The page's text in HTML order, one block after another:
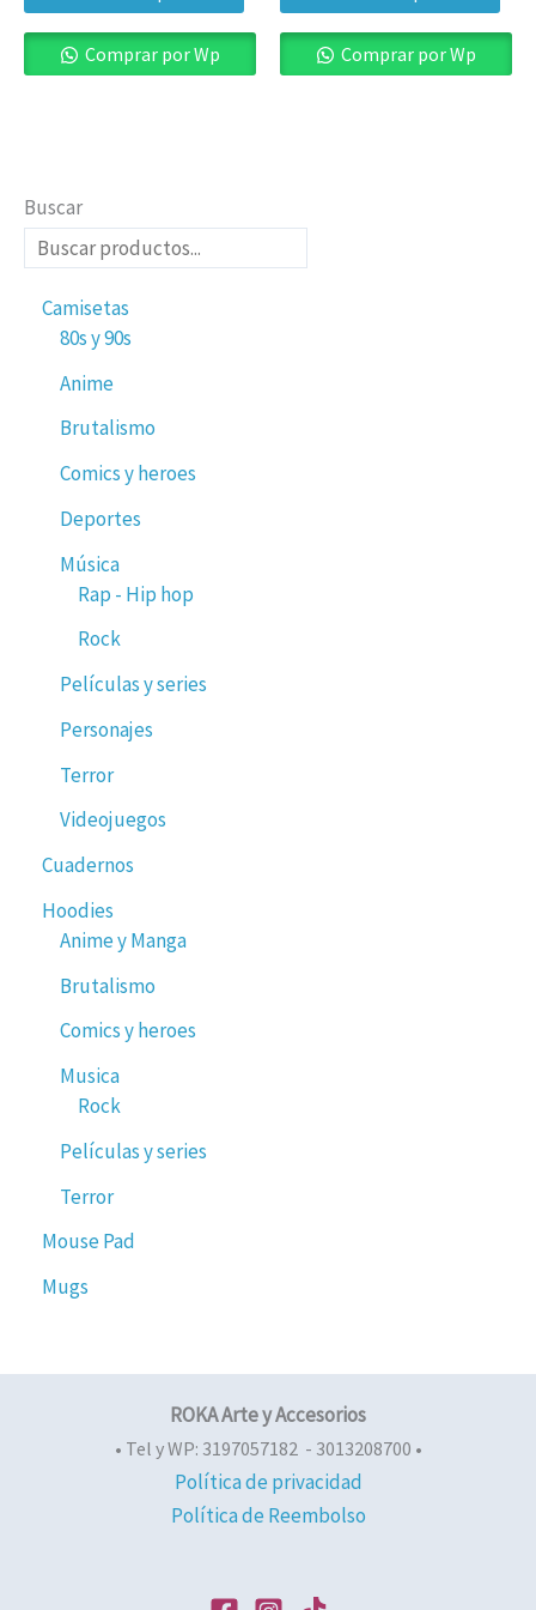
Buscar
Camisetas
80s y 90s
Anime
Brutalismo
Comics y heroes
Deportes
Música
Rap - Hip hop
Rock
Películas y series
Personajes
Terror
Videojuegos
Cuadernos
Hoodies
Anime y Manga
Brutalismo
Comics y heroes
Musica
Rock
Películas y series
Terror
Mouse Pad
Mugs
la
Comprar por Wp
la
Comprar por Wp
ROKA Arte y Accesorios
• Tel y WP: 3197057182 - 3013208700 •
Política de privacidad
Política de Reembolso